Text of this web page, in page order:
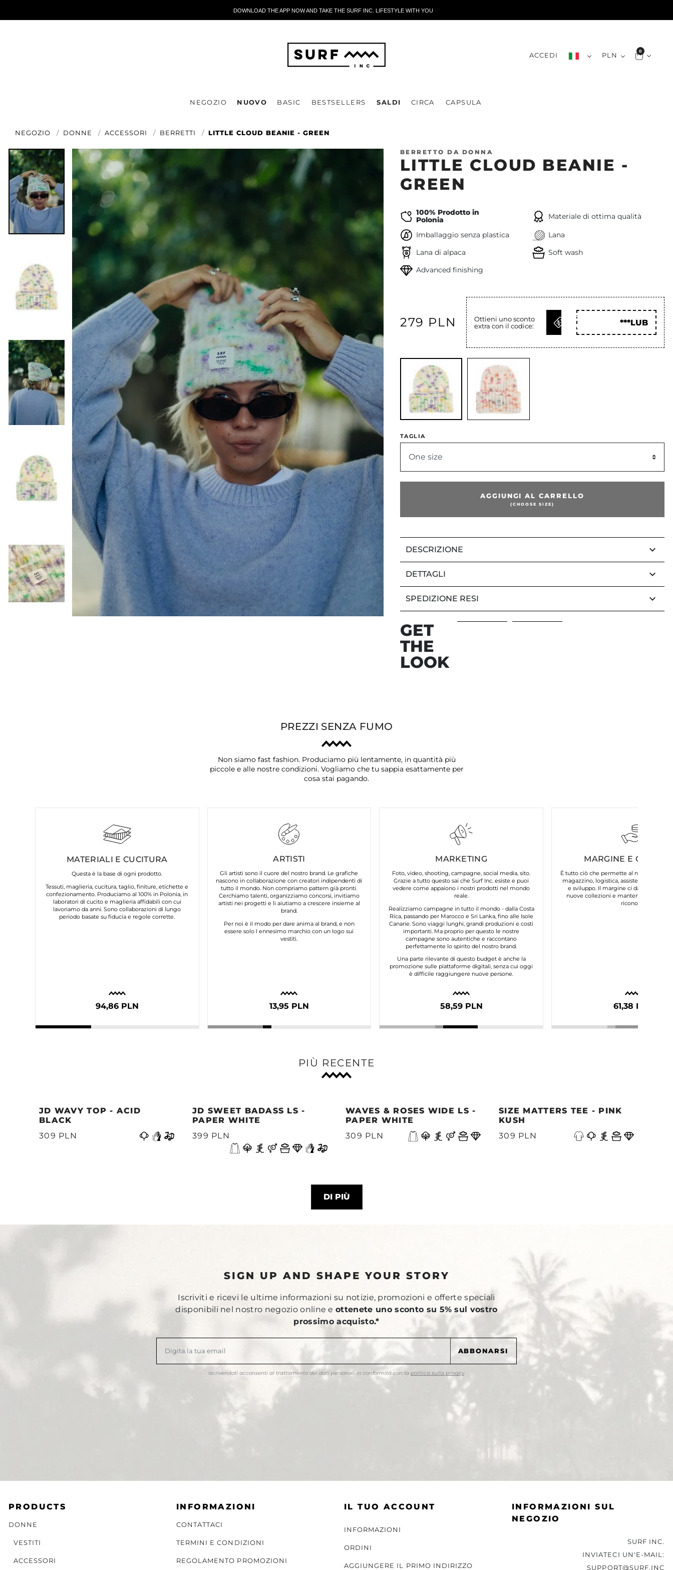
DOWNLOAD THE APP NOW AND TAKE THE SURF INC. LIFESTYLE WITH YOU🤍
ACCEDI PLN 0
NEGOZIO NUOVO BASIC BESTSELLERS SALDI CIRCA CAPSULA
NEGOZIO DONNE ACCESSORI BERRETTI LITTLE CLOUD BEANIE - GREEN
BERRETTO DA DONNA
LITTLE CLOUD BEANIE -
GREEN
100% Prodotto in
Polonia
Materiale di ottima qualità
Imballaggio senza plastica
Lana
Lana di alpaca
Soft wash
Advanced finishing
279 PLN
Ottieni uno sconto
extra con il codice:
OTTIENI
COD
***LUB
TAGLIA
One size
AGGIUNGI AL CARRELLO
(CHOOSE SIZE)
DESCRIZIONE keyboard_arrow_down
DETTAGLI keyboard_arrow_down
SPEDIZIONE RESI keyboard_arrow_down
GET
THE
LOOK
PREZZI SENZA FUMO
Non siamo fast fashion. Produciamo più lentamente, in quantità più
piccole e alle nostre condizioni. Vogliamo che tu sappia esattamente per
cosa stai pagando.
MATERIALI E CUCITURA
Questa è la base di ogni prodotto.
Tessuti, maglieria, cucitura, taglio, finiture, etichette e
confezionamento. Produciamo al 100% in Polonia, in
laboratori di cucito e maglieria affidabili con cui
lavoriamo da anni. Sono collaborazioni di lungo
periodo basate su fiducia e regole corrette.
94,86 PLN
ARTISTI
Gli artisti sono il cuore del nostro brand. Le grafiche
nascono in collaborazione con creatori indipendenti di
tutto il mondo. Non compriamo pattern già pronti.
Cerchiamo talenti, organizziamo concorsi, invitiamo
artisti nei progetti e li aiutiamo a crescere insieme al
brand.
Per noi è il modo per dare anima al brand, e non
essere solo l ennesimo marchio con un logo sui
vestiti.
13,95 PLN
MARKETING
Foto, video, shooting, campagne, social media, sito.
Grazie a tutto questo sai che Surf Inc. esiste e puoi
vedere come appaiono i nostri prodotti nel mondo
reale.
Realizziamo campagne in tutto il mondo - dalla Costa
Rica, passando per Marocco e Sri Lanka, fino alle Isole
Canarie. Sono viaggi lunghi, grandi produzioni e costi
importanti. Ma proprio per questo le nostre
campagne sono autentiche e raccontano
perfettamente lo spirito del nostro brand.
Una parte rilevante di questo budget è anche la
promozione sulle piattaforme digitali, senza cui oggi
è difficile raggiungere nuove persone.
58,59 PLN
MARGINE E COSTI
È tutto ciò che permette al nostro brand
magazzino, logistica, assistenza clienti,
e sviluppo. Il margine ci dà la
nuove collezioni e mantenere la
riconosci.
61,38 PLN
PIÙ RECENTE
JD WAVY TOP - ACID
BLACK
309 PLN
JD SWEET BADASS LS -
PAPER WHITE
399 PLN
WAVES & ROSES WIDE LS -
PAPER WHITE
309 PLN
SIZE MATTERS TEE - PINK
KUSH
309 PLN
Precedente
DI PIÙ
SIGN UP AND SHAPE YOUR STORY
Iscriviti e ricevi le ultime informazioni su notizie, promozioni e offerte speciali
disponibili nel nostro negozio online eottenete uno sconto su 5% sul vostro
prossimo acquisto.*
Iscrivendoti acconsenti al trattamento dei dati personali in conformità con la politica sulla privacy.
PRODUCTS
DONNE
VESTITI
ACCESSORI
INFORMAZIONI
CONTATTACI
TERMINI E CONDIZIONI
REGOLAMENTO PROMOZIONI
IL TUO ACCOUNT
INFORMAZIONI
ORDINI
AGGIUNGERE IL PRIMO INDIRIZZO
INFORMAZIONI SUL
NEGOZIO
SURF INC.
INVIATECI UN'E-MAIL:
SUPPORT@SURF.INC